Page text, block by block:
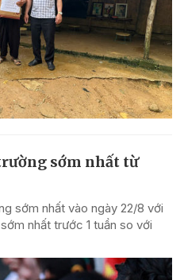
sớm nhất từ
sớm nhất vào ngày 22/8 với
nhất trước 1 tuần so với